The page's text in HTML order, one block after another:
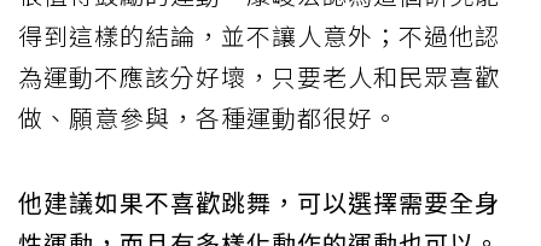
得到這樣的結論，並不讓人意外；不過他認
為運動不應該分好壞，只要老人和民眾喜歡
做、願意參與，各種運動都很好。
他建議如果不喜歡跳舞，可以選擇需要全身